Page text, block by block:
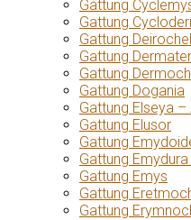
Gattung
Gattung
Gattung
Gattung
Gattung
Gattung Dogania
Gattung Elseya
Gattung Elusor
Gattung
Gattung
Gattung Emys
Gattung
Gattung